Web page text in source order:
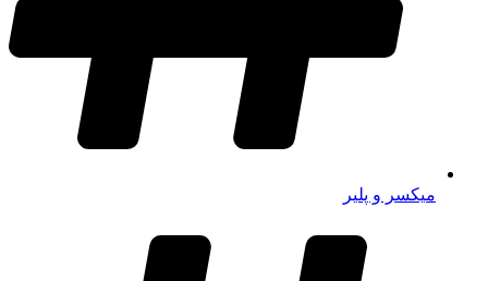
میکسر و پلیر